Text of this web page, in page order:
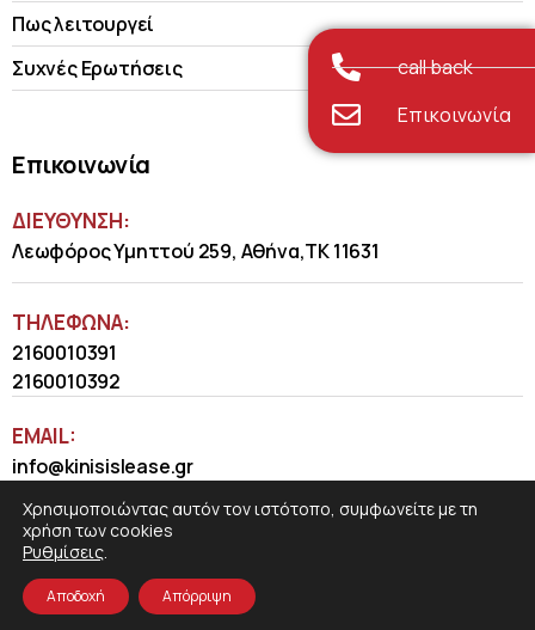
Πως λειτουργεί
Συχνές Ερωτήσεις
Επικοινωνία
ΔΙΕΥΘΥΝΣΗ:
Λεωφόρος Υμηττού 259, Αθήνα,ΤΚ 11631
ΤΗΛΈΦΩΝΑ:
2160010391
2160010392
EMAIL:
info@kinisislease.gr
COSMOTE NewSite4U© 2026
call back
Επικοινωνία
Χρησιμοποιώντας αυτόν τον ιστότοπο, συμφωνείτε με τη
χρήση των cookies
Ρυθμίσεις.
Αποδοχή Απόρριψη